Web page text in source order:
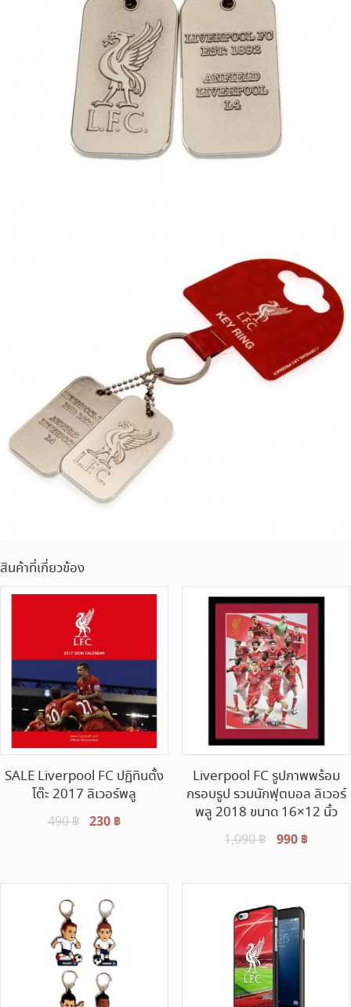
สินค้าที่เกี่ยวข้อง
SALE Liverpool FC ปฏิทินตั้ง
โต๊ะ 2017 ลิเวอร์พลู
490฿ Original
490 ฿.
230 ฿Current
230 ฿.
Liverpool FC รูปภาพพร้อม
กรอบรูป รวมนักฟุตบอล ลิเวอร์
พลู 2018 ขนาด 16×12 นิ้ว
1,090฿
Original
was:
990 ฿
is: